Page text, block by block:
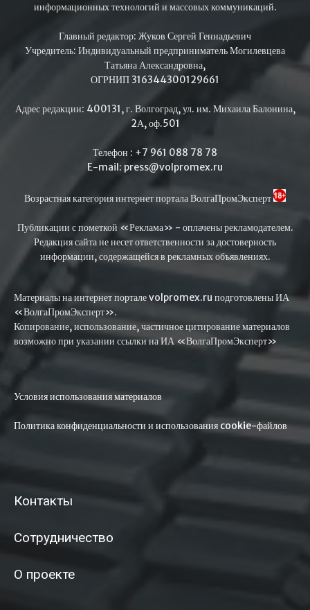
информационных технологий и массовых коммуникаций.
Главный редактор: Жуков Сергей Геннадьевич
Учредитель: Индивидуальный предприниматель Могилевцева
Татьяна Александровна,
ОГРНИП 316344300129661
Адрес редакции: 400131, г. Волгоград, ул. им. Михаила Балонина,
2А, оф.501
Телефон : +7 961 088 78 78
E-mail: press@volpromex.ru
Возрастная категория интернет портала ВолгаПромЭксперт
Публикации с пометкой «Реклама» - оплачены рекламодателем.
Редакция сайта не несет ответственности за достоверность
информации, содержащейся в рекламных объявлениях.
Материалы на интернет портале volpromex.ru подготовлены ИА
«ВолгаПромЭксперт».
Копирование, использование, частичное цитирование материалов
возможно при указании ссылки на ИА «ВолгаПромЭксперт»
Условия использования материалов
Политика конфиденциальности и использования cookie-файлов
Контакты
Сотрудничество
О проекте